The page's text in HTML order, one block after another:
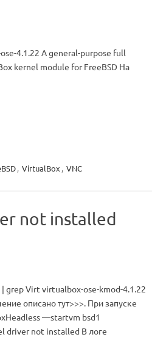
4.1.22 A general-purpose full
kernel module for FreeBSD На
, VirtualBox , VNC
not installed
grep Virt virtualbox-ose-kmod-4.1.22
описано тут>>>. При запуске
—startvm bsd1
driver not installed В логе